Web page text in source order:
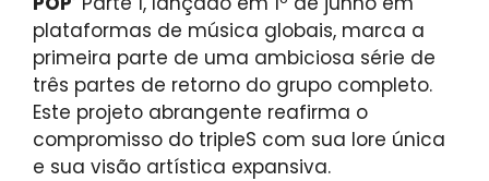
plataformas de música globais, marca a
primeira parte de uma ambiciosa série de
três partes de retorno do grupo completo.
Este projeto abrangente reafirma o
compromisso do tripleS com sua lore única
e sua visão artística expansiva.